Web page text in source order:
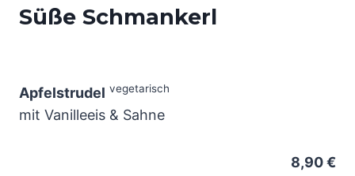
Süße Schmankerl
Apfelstrudel vegetarisch
mit Vanilleeis & Sahne
8,90 €